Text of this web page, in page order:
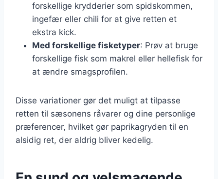
forskellige krydderier som spidskommen,
ingefær eller chili for at give retten et
ekstra kick.
Med forskellige fisketyper: Prøv at bruge
forskellige fisk som makrel eller hellefisk for
at ændre smagsprofilen.
Disse variationer gør det muligt at tilpasse
retten til sæsonens råvarer og dine personlige
præferencer, hvilket gør paprikagryden til en
alsidig ret, der aldrig bliver kedelig.